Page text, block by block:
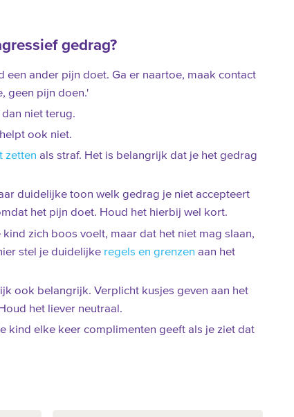
gedrag?
een ander pijn doet. Ga er naartoe, maak contact
geen pijn doen.'
niet terug.
ook niet.
zetten als straf. Het is belangrijk dat je het gedrag
duidelijke toon welk gedrag je niet accepteert
het pijn doet. Houd het hierbij wel kort.
zich boos voelt, maar dat het niet mag slaan,
stel je duidelijke regels en grenzen aan het
ook belangrijk. Verplicht kusjes geven aan het
het liever neutraal.
kind elke keer complimenten geeft als je ziet dat